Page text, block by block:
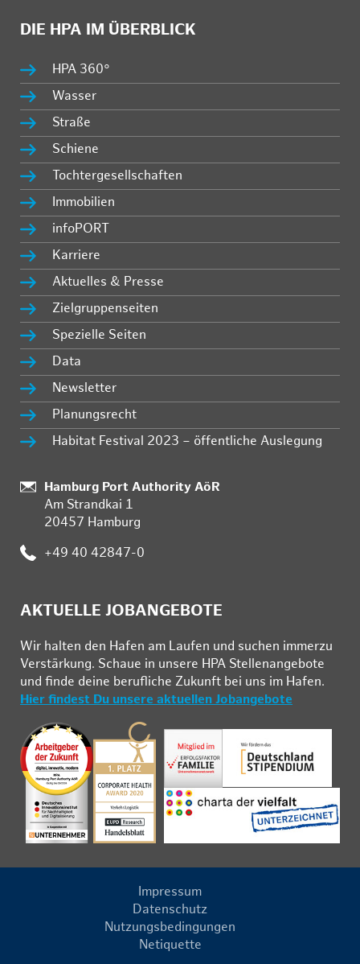
DIE HPA IM ÜBERBLICK
HPA 360°
Wasser
Straße
Schiene
Tochtergesellschaften
Immobilien
infoPORT
Karriere
Aktuelles & Presse
Zielgruppenseiten
Spezielle Seiten
Data
Newsletter
Planungsrecht
Habitat Festival 2023 – öffentliche Auslegung
Standort:
Hamburg Port Authority AöR
Am Strandkai 1
20457 Hamburg
Telefon:
+49 40 42847-0
AKTUELLE JOBANGEBOTE
Wir hal­ten den Ha­fen am Lau­fen und su­chen im­mer­zu
Ver­stär­kung. Schau­e in un­se­re HPA Stel­len­an­ge­bo­te
und fin­de deine be­ruf­li­che Zu­kunft bei uns im Ha­fen.
Hier findest Du unsere aktuellen Jobangebote
Impressum
Datenschutz
Nutzungsbedingungen
Netiquette